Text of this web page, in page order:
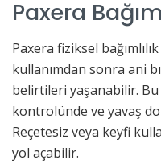
Paxera
Paxera fiziksel
kullanımdan sonra ani
belirtileri yaşanabilir.
kontrolünde ve yavaş doz
Reçetesiz veya keyfi
yol açabilir.